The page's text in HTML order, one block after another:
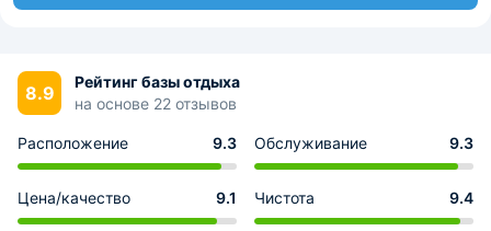
8.9
Рейтинг базы отдыха
на основе 22 отзывов
Расположение 9.3 Обслуживание 9.3
Цена/качество 9.1 Чистота 9.4